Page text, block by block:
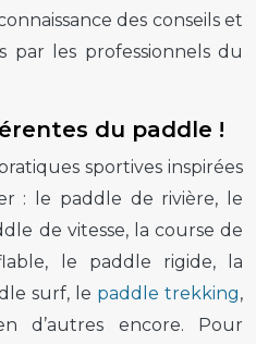
des conseils et
par les professionnels du
du paddle !
sportives inspirées
: le paddle de rivière, le
de vitesse, la course de
le paddle rigide, la
surf, le paddle trekking,
d’autres encore. Pour